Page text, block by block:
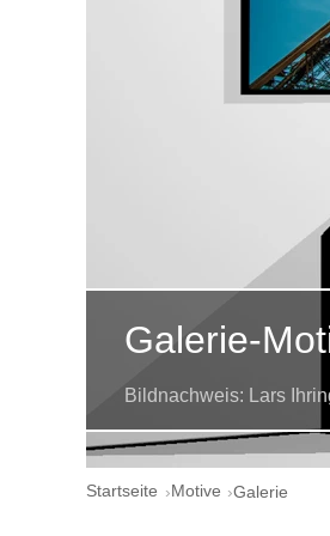
Galerie-
Bildnachweis: Lars
Startseite Motive Galerie